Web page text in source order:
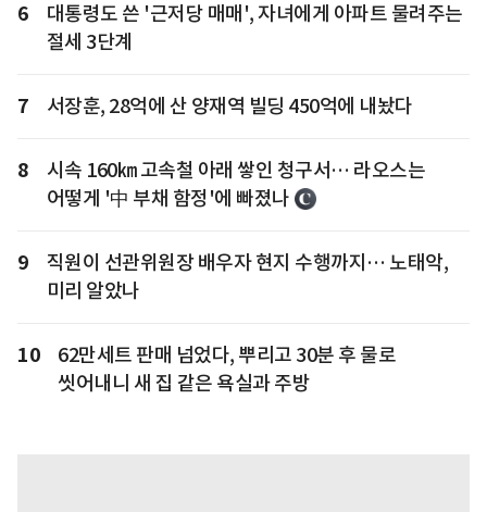
6
대통령도 쓴 '근저당 매매', 자녀에게 아파트 물려주는
절세 3단계
7 서장훈, 28억에 산 양재역 빌딩 450억에 내놨다
8
시속 160㎞ 고속철 아래 쌓인 청구서… 라오스는
어떻게 '中 부채 함정'에 빠졌나
9
직원이 선관위원장 배우자 현지 수행까지… 노태악,
미리 알았나
10
62만세트 판매 넘었다, 뿌리고 30분 후 물로
씻어내니 새 집 같은 욕실과 주방